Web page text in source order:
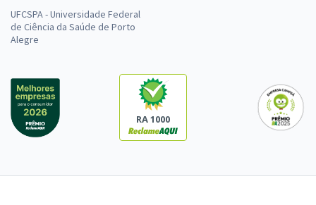
UFCSPA - Universidade Federal
de Ciência da Saúde de Porto
Alegre
RA 1000